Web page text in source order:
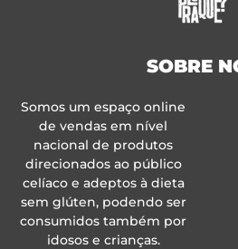
SOBRE
Somos um espaço online
de vendas em nível
nacional de produtos
direcionados ao público
celíaco e adeptos à dieta
sem glúten, podendo ser
consumidos também por
idosos e crianças.